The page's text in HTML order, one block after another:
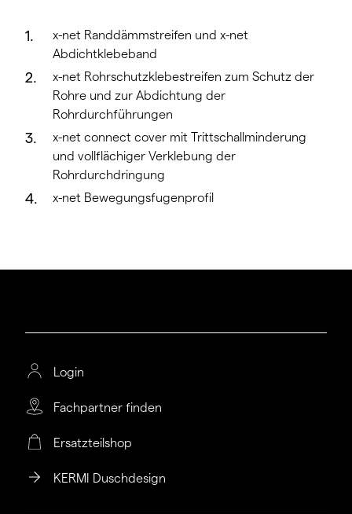
x-net Randdämmstreifen und x-net
Abdichtklebeband
x-net Rohrschutzklebestreifen zum Schutz der
Rohre und zur Abdichtung der
Rohrdurchführungen
x-net connect cover mit Trittschallminderung
und vollflächiger Verklebung der
Rohrdurchdringung
x-net Bewegungsfugenprofil
Login
Fachpartner finden
Ersatzteilshop
KERMI Duschdesign